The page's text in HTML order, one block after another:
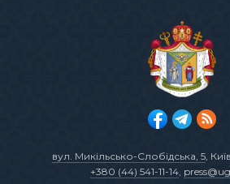
вул. Микільсько-Слобідська, 5,
+380 (44) 541-11-14,